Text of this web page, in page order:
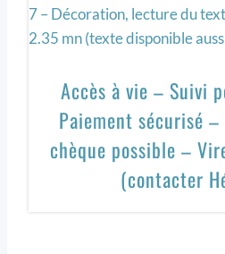
7 – Décoration, lecture du
2.35 mn (texte disponible
Accès à vie – Suivi
Paiement sécurisé
chèque possible –
(contacter